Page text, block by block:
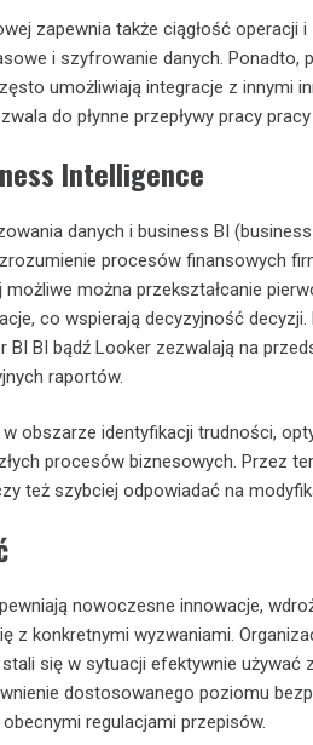
zapewnia także ciągłość operacji
i szyfrowanie danych. Ponadto,
umożliwiają integracje z innymi
do płynne przepływy pracy
Intelligence
danych i business BI
procesów finansowych
można przekształcanie
co wspierają decyzyjność
BI BI bądź Looker zezwalają na
raportów.
obszarze identyfikacji trudności,
procesów biznesowych. Przez
też szybciej odpowiadać na
nowoczesne innowacje,
z konkretnymi wyzwaniami.
się w sytuacji efektywnie używać
dostosowanego poziomu
regulacjami przepisów.